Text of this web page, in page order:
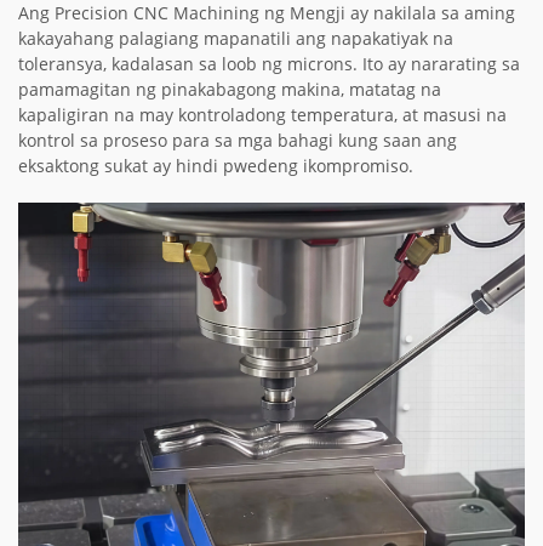
Ang Precision CNC Machining ng Mengji ay nakilala sa aming
kakayahang palagiang mapanatili ang napakatiyak na
toleransya, kadalasan sa loob ng microns. Ito ay nararating sa
pamamagitan ng pinakabagong makina, matatag na
kapaligiran na may kontroladong temperatura, at masusi na
kontrol sa proseso para sa mga bahagi kung saan ang
eksaktong sukat ay hindi pwedeng ikompromiso.